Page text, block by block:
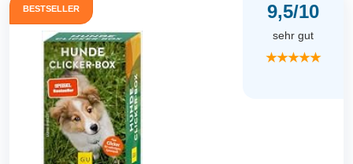
BESTSELLER 9,5/10
sehr gut
★★★★★